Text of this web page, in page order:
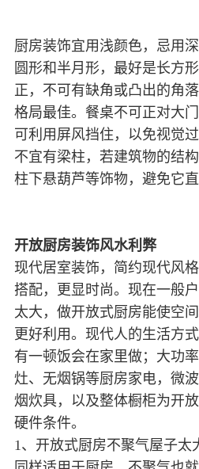
厨房装饰宜用浅颜色，忌用
圆形和半月形，最好是长方
正，不可有缺角或凸出的角
格局最佳。餐桌不可正对大
可利用屏风挡住，以免视觉
不宜有梁柱，若建筑物的结
柱下悬葫芦等饰物，避免它直
开放厨房装饰风水利弊
现代居室装饰，简约现代风
搭配，更显时尚。现在一般
太大，做开放式厨房能使空
更好利用。现代人的生活方
有一顿饭会在家里做；大功
灶、无烟锅等厨房家电，微
烟炊具，以及整体橱柜为开
硬件条件。
1、开放式厨房不聚气屋子太